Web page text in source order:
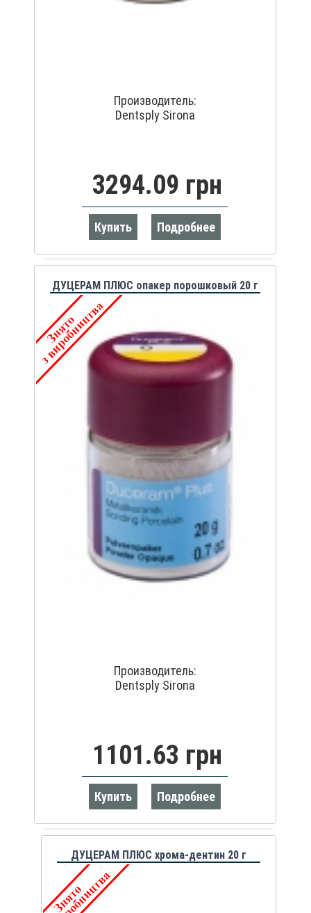
Производитель:
Dentsply Sirona
3294.09 грн
Купить Подробнее
ДУЦЕРАМ ПЛЮС опакер порошковый 20 г
Производитель:
Dentsply Sirona
1101.63 грн
Купить Подробнее
ДУЦЕРАМ ПЛЮС хрома-дентин 20 г